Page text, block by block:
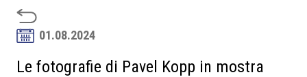
Sviluppo Mercato
Soci
01.08.2024
Le fotografie di Pavel Kopp in mostra